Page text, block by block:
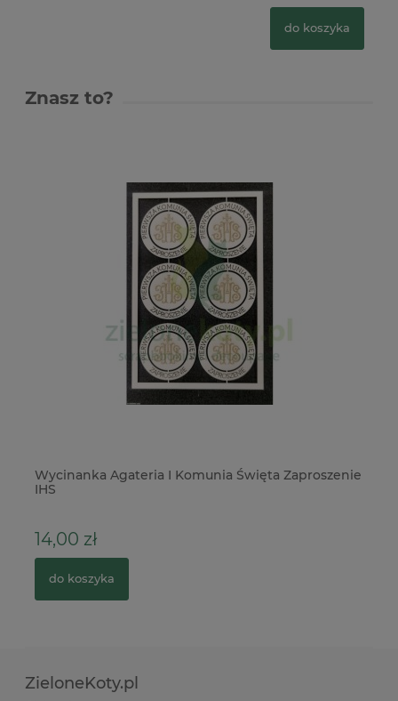
do koszyka
Znasz to?
Wycinanka Agateria I Komunia Święta Zaproszenie
IHS
14,00 zł
do koszyka
ZieloneKoty.pl